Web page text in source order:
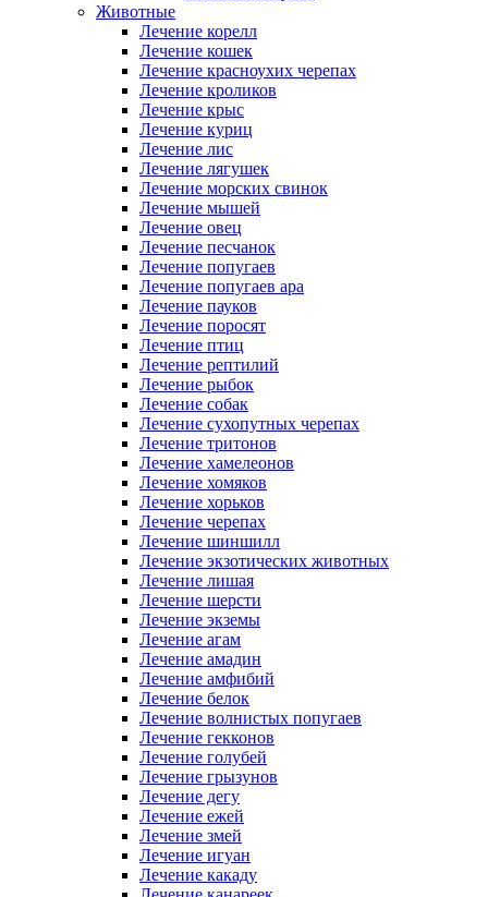
Животные
Лечение корелл
Лечение кошек
Лечение красноухих черепах
Лечение кроликов
Лечение крыс
Лечение куриц
Лечение лис
Лечение лягушек
Лечение морских свинок
Лечение мышей
Лечение овец
Лечение песчанок
Лечение попугаев
Лечение попугаев ара
Лечение пауков
Лечение поросят
Лечение птиц
Лечение рептилий
Лечение рыбок
Лечение собак
Лечение сухопутных черепах
Лечение тритонов
Лечение хамелеонов
Лечение хомяков
Лечение хорьков
Лечение черепах
Лечение шиншилл
Лечение экзотических животных
Лечение лишая
Лечение шерсти
Лечение экземы
Лечение агам
Лечение амадин
Лечение амфибий
Лечение белок
Лечение волнистых попугаев
Лечение гекконов
Лечение голубей
Лечение грызунов
Лечение дегу
Лечение ежей
Лечение змей
Лечение игуан
Лечение какаду